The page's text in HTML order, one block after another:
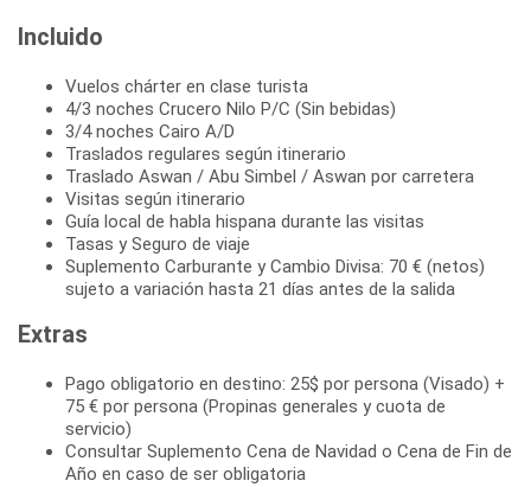
Incluido
Vuelos chárter en clase turista
4/3 noches Crucero Nilo P/C (Sin bebidas)
3/4 noches Cairo A/D
Traslados regulares según itinerario
Traslado Aswan / Abu Simbel / Aswan por carretera
Visitas según itinerario
Guía local de habla hispana durante las visitas
Tasas y Seguro de viaje
Suplemento Carburante y Cambio Divisa: 70 € (netos)
sujeto a variación hasta 21 días antes de la salida
Extras
Pago obligatorio en destino: 25$ por persona (Visado) +
75 € por persona (Propinas generales y cuota de
servicio)
Consultar Suplemento Cena de Navidad o Cena de Fin de
Año en caso de ser obligatoria